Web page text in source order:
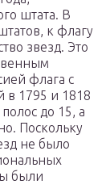
штата. В
к флагу
звезд. Это
флага с
в 1795 и 1818
до 15, а
Поскольку
не было
были